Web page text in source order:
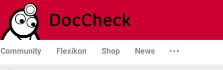
Community Flexikon Shop News